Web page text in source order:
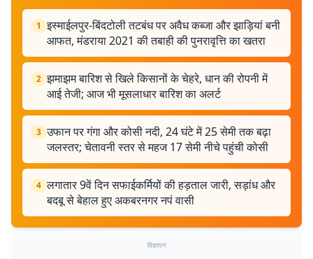
1 इस्माईलपुर-बिंदटोली तटबंध पर अवैध कब्जा और झाड़ियां बनी
आफत, मंडराया 2021 की तबाही की पुनरावृत्ति का खतरा
2 झमाझम बारिश से खिले किसानों के चेहरे, धान की रोपनी में
आई तेजी; आज भी मूसलाधार बारिश का अलर्ट
3 उफान पर गंगा और कोसी नदी, 24 घंटे में 25 सेमी तक बढ़ा
जलस्तर; चेतावनी स्तर से महज 17 सेमी नीचे पहुंची कोसी
4 लगातार 9वें दिन सफाईकर्मियों की हड़ताल जारी, सड़ांध और
बदबू से बेहाल हुए अकबरनगर नपं वासी
विज्ञापन